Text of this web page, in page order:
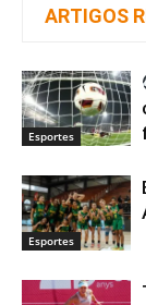
ARTIGOS
Esportes
Esportes